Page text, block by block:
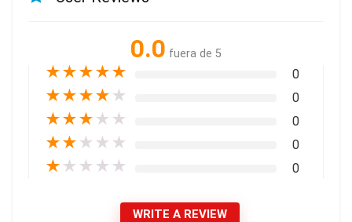
0.0 fuera de 5
★★★★★ 0
★★★★ ★ 0
★★★ ★ ★ 0
★★ ★ ★ ★ 0
★ ★ ★ ★ ★ 0
WRITE A REVIEW